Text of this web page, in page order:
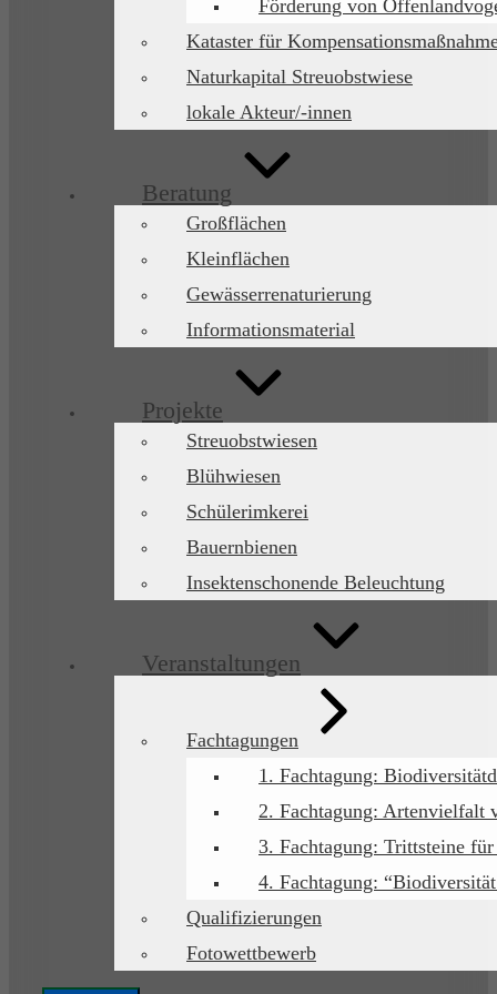
Förderung von
Kataster für
Naturkapital Streuobstwiese
lokale Akteur/-innen
Beratung
Großflächen
Kleinflächen
Gewässerrenaturierung
Informationsmaterial
Projekte
Streuobstwiesen
Blühwiesen
Schülerimkerei
Bauernbienen
Insektenschonende Beleuchtung
Veranstaltungen
Fachtagungen
1. Fachtagung:
2. Fachtagung: Artenvielfalt
3. Fachtagung: Trittsteine
4. Fachtagung:
Qualifizierungen
Fotowettbewerb